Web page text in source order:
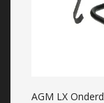
AGM LX